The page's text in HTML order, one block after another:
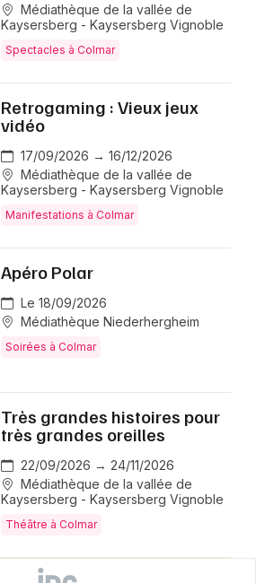
Médiathèque de la vallée de
Kaysersberg - Kaysersberg Vignoble
Spectacles à Colmar
Retrogaming : Vieux jeux
vidéo
17/09/2026 → 16/12/2026
Médiathèque de la vallée de
Kaysersberg - Kaysersberg Vignoble
Manifestations à Colmar
Apéro Polar
Le 18/09/2026
Médiathèque Niederhergheim
Soirées à Colmar
Très grandes histoires pour
très grandes oreilles
22/09/2026 → 24/11/2026
Médiathèque de la vallée de
Kaysersberg - Kaysersberg Vignoble
Théâtre à Colmar